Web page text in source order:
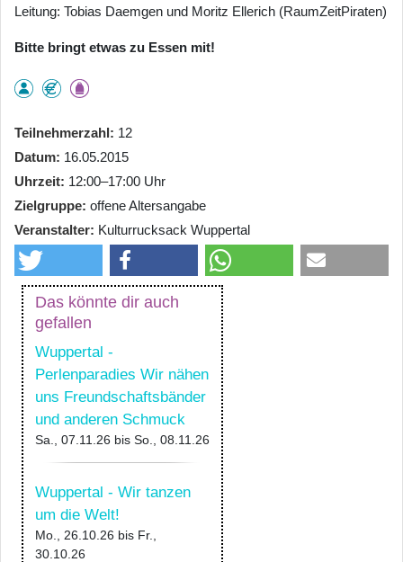
Leitung: Tobias Daemgen und Moritz Ellerich (RaumZeitPiraten)
Bitte bringt etwas zu Essen mit!
Teilnehmerzahl
12
Datum 16.05.2015
Uhrzeit 12:00–17:00 Uhr
Zielgruppe offene Altersangabe
Veranstalter Kulturrucksack Wuppertal
Das könnte dir auch
gefallen
Wuppertal -
Perlenparadies Wir nähen
uns Freundschaftsbänder
und anderen Schmuck
Sa., 07.11.26 bis So., 08.11.26
Wuppertal - Wir tanzen
um die Welt!
Mo., 26.10.26 bis Fr.,
30.10.26